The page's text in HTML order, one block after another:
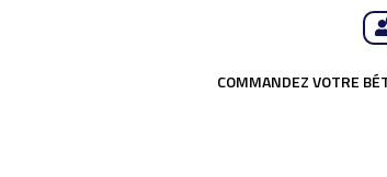
COMMANDEZ VOTRE